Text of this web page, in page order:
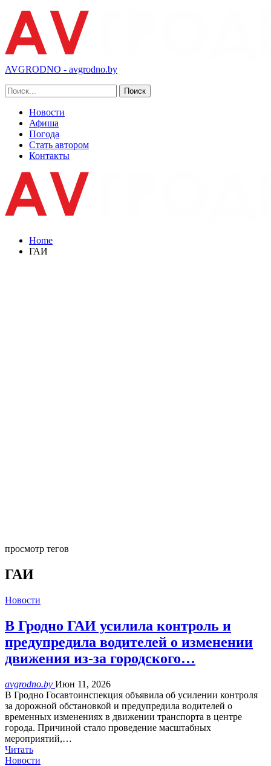
AVGRODNO - avgrodno.by
Новости
Афиша
Погода
Стать автором
Контакты
Home
ГАИ
просмотр тегов
ГАИ
Новости
В Гродно ГАИ усилила контроль и
предупредила водителей о изменении
движения из-за городского…
avgrodno.by Июн 11, 2026
В Гродно Госавтоинспекция объявила об усилении контроля
за дорожной обстановкой и предупредила водителей о
временных изменениях в движении транспорта в центре
города. Причиной стало проведение масштабных
мероприятий,…
Читать
Новости